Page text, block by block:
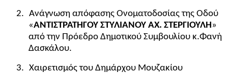
2. Ανάγνωση απόφασης Ονοματοδοσίας της Οδού
«ΑΝΤΙΣΤΡΑΤΗΓΟΥ ΣΤΥΛΙΑΝΟΥ ΑΧ. ΣΤΕΡΓΙΟΥΛΗ»
από την Πρόεδρο Δημοτικού Συμβουλίου κ.Φανή
Δασκάλου.
3. Χαιρετισμός του Δημάρχου Μουζακίου